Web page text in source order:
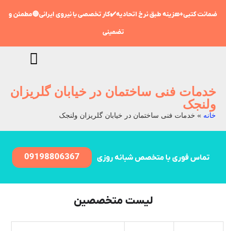
ضمانت کتبی+هزینه طبق نرخ اتحادیه✔️کار تخصصی با نیروی ایرانی🔵مطمئن و
تضمینی
خدمات فنی ساختمان در خیابان گلریزان
ولنجک
خانه » خدمات فنی ساختمان در خیابان گلریزان ولنجک
تماس فوری با متخصص شبانه روزی 09198806367
لیست متخصصین